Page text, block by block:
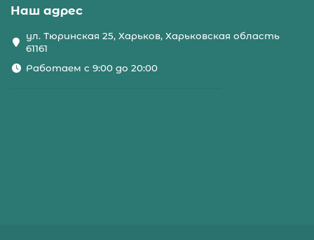
Наш адрес
ул. Тюринская 25, Харьков, Харьковская область
61161
Работаем с 9:00 до 20:00